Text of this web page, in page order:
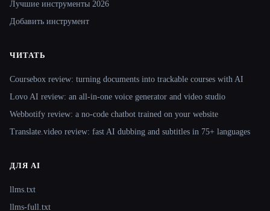
Лучшие инструменты 2026
Добавить инструмент
ЧИТАТЬ
Coursebox review: turning documents into trackable courses with AI
Lovo AI review: an all-in-one voice generator and video studio
Webbotify review: a no-code chatbot trained on your website
Translate.video review: fast AI dubbing and subtitles in 75+ languages
ДЛЯ AI
llms.txt
llms-full.txt